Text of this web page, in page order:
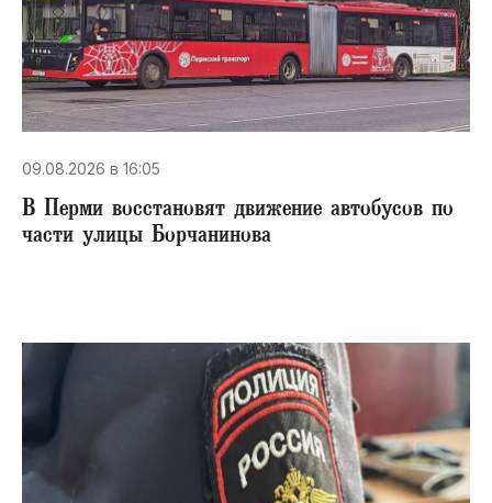
09.08.2026 в 16:05
В Перми восстановят движение автобусов по
части улицы Борчанинова